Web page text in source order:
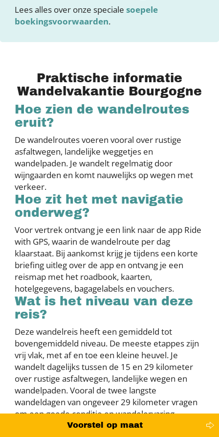
Lees alles over onze speciale soepele
boekingsvoorwaarden.
Praktische informatie
Wandelvakantie Bourgogne
Hoe zien de wandelroutes
eruit?
De wandelroutes voeren vooral over rustige
asfaltwegen, landelijke weggetjes en
wandelpaden. Je wandelt regelmatig door
wijngaarden en komt nauwelijks op wegen met
verkeer.
Hoe zit het met navigatie
onderweg?
Voor vertrek ontvang je een link naar de app Ride
with GPS, waarin de wandelroute per dag
klaarstaat. Bij aankomst krijg je tijdens een korte
briefing uitleg over de app en ontvang je een
reismap met het roadbook, kaarten,
hotelgegevens, bagagelabels en vouchers.
Wat is het niveau van deze
reis?
Deze wandelreis heeft een gemiddeld tot
bovengemiddeld niveau. De meeste etappes zijn
vrij vlak, met af en toe een kleine heuvel. Je
wandelt dagelijks tussen de 15 en 29 kilometer
over rustige asfaltwegen, landelijke wegen en
wandelpaden. Vooral de twee langste
wandeldagen van ongeveer 29 kilometer vragen
om een goede conditie en wandelervaring.
Voorstel op maat